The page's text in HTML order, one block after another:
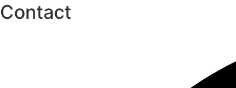
Contact